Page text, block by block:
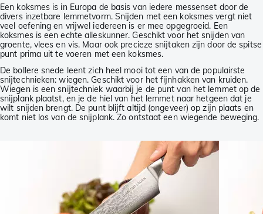
Een koksmes is in Europa de basis van iedere messenset door de
divers inzetbare lemmetvorm. Snijden met een koksmes vergt niet
veel oefening en vrijwel iedereen is er mee opgegroeid. Een
koksmes is een echte alleskunner. Geschikt voor het snijden van
groente, vlees en vis. Maar ook precieze snijtaken zijn door de spitse
punt prima uit te voeren met een koksmes.
De bollere snede leent zich heel mooi tot een van de populairste
snijtechnieken: wiegen. Geschikt voor het fijnhakken van kruiden.
Wiegen is een snijtechniek waarbij je de punt van het lemmet op de
snijplank plaatst, en je de hiel van het lemmet naar hetgeen dat je
wilt snijden brengt. De punt blijft altijd (ongeveer) op zijn plaats en
komt niet los van de snijplank. Zo ontstaat een wiegende beweging.